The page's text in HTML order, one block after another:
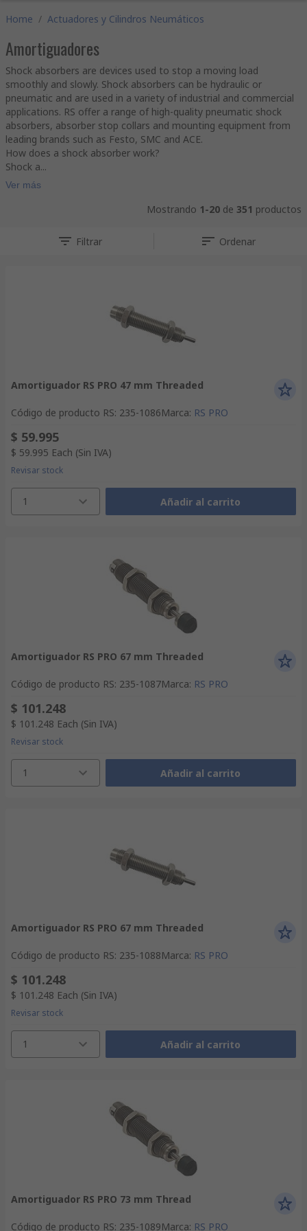
Home / Actuadores y Cilindros Neumáticos
Amortiguadores
Shock absorbers are devices used to stop a moving load
smoothly and slowly. Shock absorbers can be hydraulic or
pneumatic and are used in a variety of industrial and commercial
applications. RS offer a range of high-quality pneumatic shock
absorbers, absorber stop collars and mounting equipment from
leading brands such as Festo, SMC and ACE.
How does a shock absorber work?
Shock a...
Ver más
Mostrando 1-20 de 351 productos
Filtrar Ordenar
Amortiguador RS PRO 47 mm Threaded
Código de producto RS: 235-1086Marca: RS PRO
$ 59.995
$ 59.995 Each (Sin IVA)
Revisar stock
1 Añadir al carrito
Amortiguador RS PRO 67 mm Threaded
Código de producto RS: 235-1087Marca: RS PRO
$ 101.248
$ 101.248 Each (Sin IVA)
Revisar stock
1 Añadir al carrito
Amortiguador RS PRO 67 mm Threaded
Código de producto RS: 235-1088Marca: RS PRO
$ 101.248
$ 101.248 Each (Sin IVA)
Revisar stock
1 Añadir al carrito
Amortiguador RS PRO 73 mm Thread
Código de producto RS: 235-1089Marca: RS PRO